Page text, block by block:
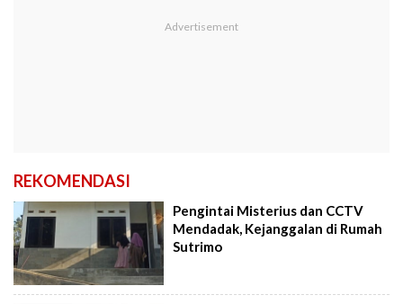
REKOMENDASI
Pengintai Misterius dan CCTV
Mendadak, Kejanggalan di Rumah
Sutrimo